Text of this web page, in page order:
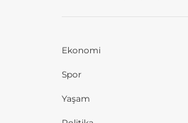
Ekonomi
Spor
Yaşam